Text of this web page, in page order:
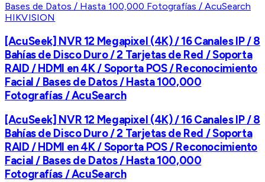
HIKVISION
[AcuSeek] NVR 12 Megapixel (4K) / 16 Canales IP / 8
Bahías de Disco Duro / 2 Tarjetas de Red / Soporta
RAID / HDMI en 4K / Soporta POS / Reconocimiento
Facial / Bases de Datos / Hasta 100,000
Fotografías / AcuSearch
[AcuSeek] NVR 12 Megapixel (4K) / 16 Canales IP / 8
Bahías de Disco Duro / 2 Tarjetas de Red / Soporta
RAID / HDMI en 4K / Soporta POS / Reconocimiento
Facial / Bases de Datos / Hasta 100,000
Fotografías / AcuSearch